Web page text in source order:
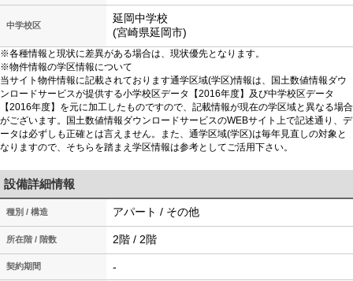
中学校区
延岡中学校
(宮崎県延岡市)
※各種情報と現状に差異がある場合は、現状優先となります。
※物件情報の学区情報について
当サイト物件情報に記載されております通学区域(学区)情報は、国土数値情報ダウ
ンロードサービスが提供する小学校区データ【2016年度】及び中学校区データ
【2016年度】を元に加工したものですので、記載情報が現在の学区域と異なる場合
がございます。国土数値情報ダウンロードサービスのWEBサイト上で記述通り、デ
ータは必ずしも正確とは言えません。また、通学区域(学区)は毎年見直しの対象と
なりますので、そちらを踏まえ学区情報は参考としてご活用下さい。
設備詳細情報
種別 / 構造 アパート / その他
所在階 / 階数 2階 / 2階
契約期間 -